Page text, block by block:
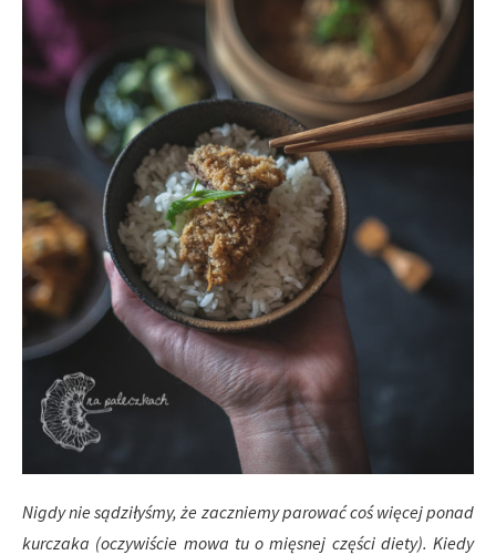
Nigdy nie sądziłyśmy, że zaczniemy parować coś więcej ponad
kurczaka (oczywiście mowa tu o mięsnej części diety). Kiedy